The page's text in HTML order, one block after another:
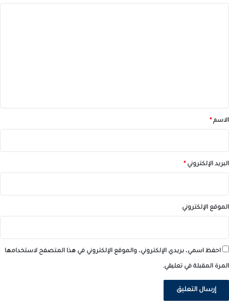
*الاسم *
البريد الإلكتروني *
الموقع الإلكتروني
احفظ اسمي، بريدي الإلكتروني، والموقع الإلكتروني في هذا المتصفح لاستخدامها
المرة المقبلة في تعليقي.